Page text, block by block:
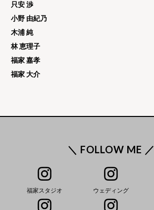
只安 渉
小野 由紀乃
木浦 純
林 恵理子
福家 嘉孝
福家 大介
＼ FOLLOW ME ／
福家スタジオ ウェディング